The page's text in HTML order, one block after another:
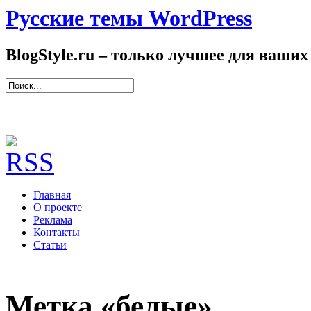
Русские темы WordPress
BlogStyle.ru – только лучшее для ваших
Главная
О проекте
Реклама
Контакты
Статьи